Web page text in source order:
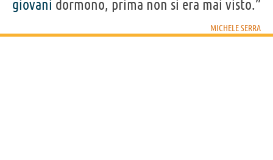
giovani dormono, prima non si era mai visto.”
MICHELE SERRA